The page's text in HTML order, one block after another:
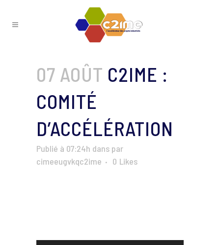
07 AOÛT C2IME :
COMITÉ
D’ACCÉLÉRATION
Publié à 07:24h dans par
cimeeugvkqc2ime
0 Likes